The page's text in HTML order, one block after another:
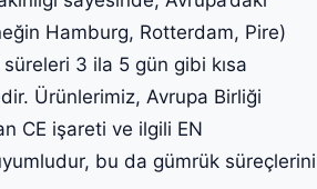
Hamburg, Rotterdam, Pire)
3 ila 5 gün gibi kısa
Ürünlerimiz, Avrupa Birliği
CE işareti ve ilgili EN
bu da gümrük süreçlerini